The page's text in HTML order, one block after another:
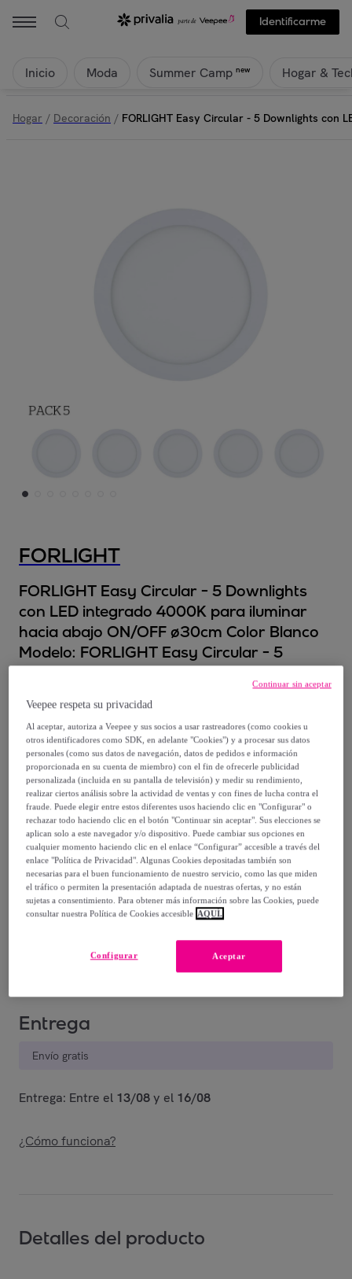
Identificarme
Inicio Moda Summer Camp new Hogar &
Hogar / Decoración / FORLIGHT Easy Circular - 5 Downlights con
FORLIGHT
FORLIGHT Easy Circular - 5 Downlights
con LED integrado 4000K para iluminar
hacia abajo ON/OFF ø30cm Color Blanco
Modelo: FORLIGHT Easy Circular - 5
Downlights con LED integrado 4000K para
iluminar hacia abajo ON/OFF ø30cm Color
Blanco
87,95 €
129,00 €
-31%
Posible recogida de tu antiguo producto, ver condiciones
Entrega
Envío gratis
Entrega: Entre el 13/08y el 16/08
¿Cómo funciona?
Detalles del producto
Veepee respeta su privacidad
Al aceptar, autoriza a Veepee y sus socios a usar rastreadores (como cookies u
otros identificadores como SDK, en adelante "Cookies") y a procesar sus datos
personales (como sus datos de navegación, datos de pedidos e información
proporcionada en su cuenta de miembro) con el fin de ofrecerle publicidad
personalizada (incluida en su pantalla de televisión) y medir su rendimiento,
realizar ciertos análisis sobre la actividad de ventas y con fines de lucha contra el
fraude. Puede elegir entre estos diferentes usos haciendo clic en "Configurar" o
rechazar todo haciendo clic en el botón "Continuar sin aceptar". Sus elecciones se
aplican solo a este navegador y/o dispositivo. Puede cambiar sus opciones en
cualquier momento haciendo clic en el enlace “Configurar” accesible a través del
enlace "Política de Privacidad". Algunas Cookies depositadas también son
necesarias para el buen funcionamiento de nuestro servicio, como las que miden
el tráfico o permiten la presentación adaptada de nuestras ofertas, y no están
sujetas a consentimiento. Para obtener más información sobre las Cookies, puede
consultar nuestra Política de Cookies accesible AQUÍ.
Aceptar
Configurar
Continuar sin aceptar